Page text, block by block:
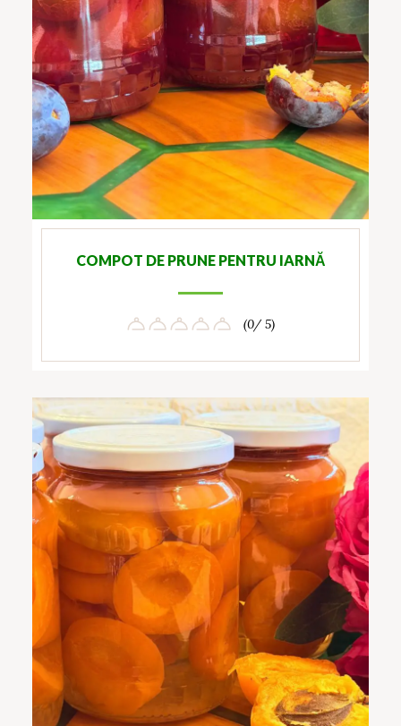
COMPOT DE PRUNE PENTRU IARNĂ
(0/ 5)